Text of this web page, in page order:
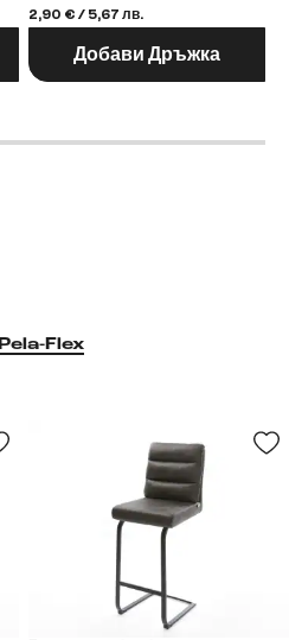
2,90 € / 5,67 лв.
Добави Дръжка
Pela-Flex